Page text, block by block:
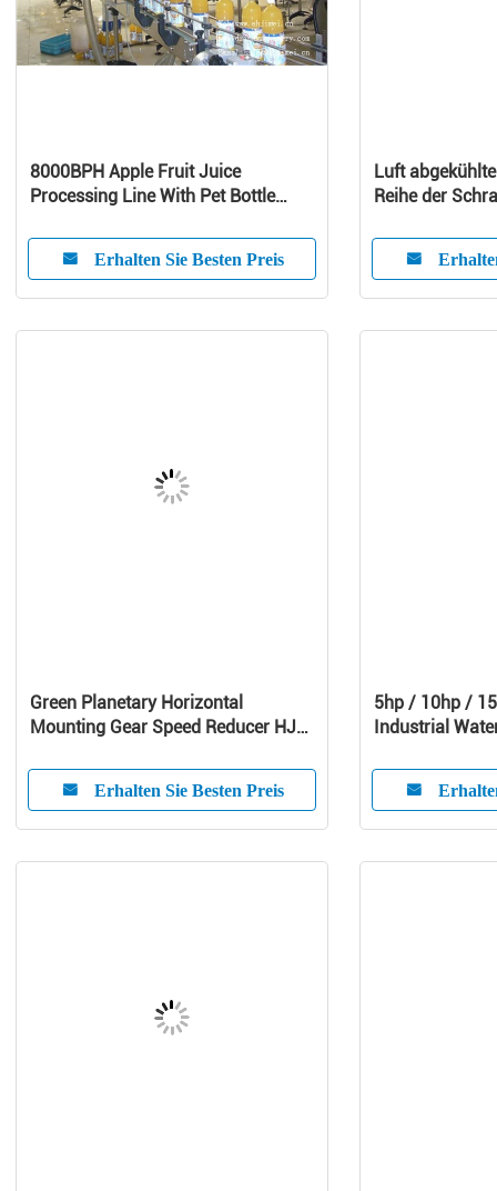
8000BPH Apple Fruit Juice
Processing Line With Pet Bottle
Erhalten Sie Besten Preis
Luft
Reihe der
Green Planetary Horizontal
Mounting Gear Speed Reducer HJW
Erhalten Sie Besten Preis
5hp / 10hp /
Industrial